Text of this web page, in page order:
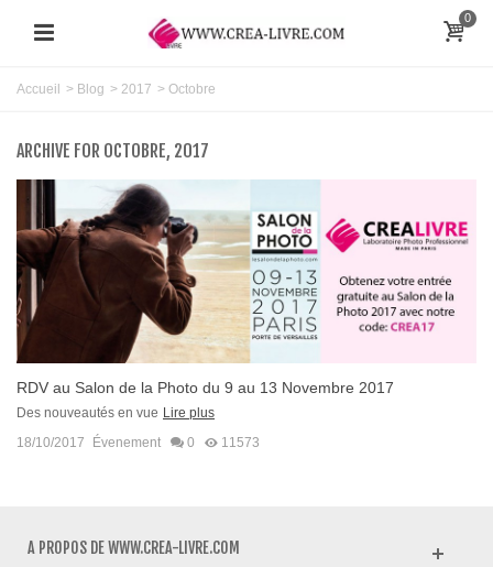
0
Accueil > Blog > 2017 > Octobre
ARCHIVE FOR OCTOBRE, 2017
RDV au Salon de la Photo du 9 au 13 Novembre 2017
Des nouveautés en vue Lire plus
18/10/2017
Évenement 0 11573
A PROPOS DE WWW.CREA-LIVRE.COM